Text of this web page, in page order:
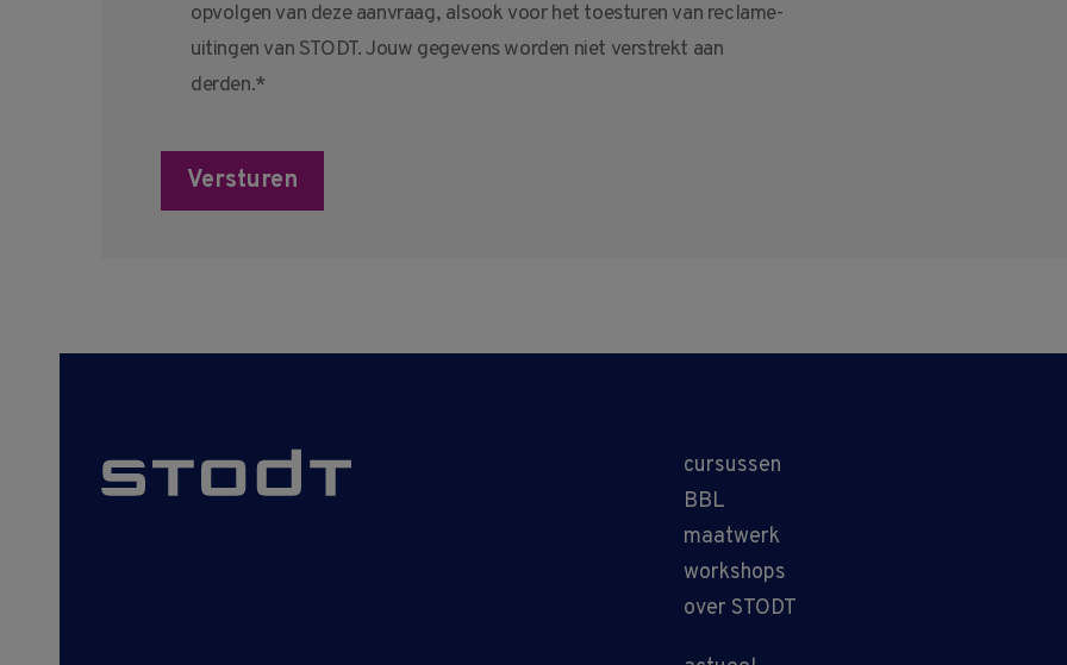
opvolgen van deze aanvraag, alsook voor het toesturen van reclame-
uitingen van STODT. Jouw gegevens worden niet verstrekt aan
derden.*
Versturen
cursussen
BBL
maatwerk
workshops
over STODT